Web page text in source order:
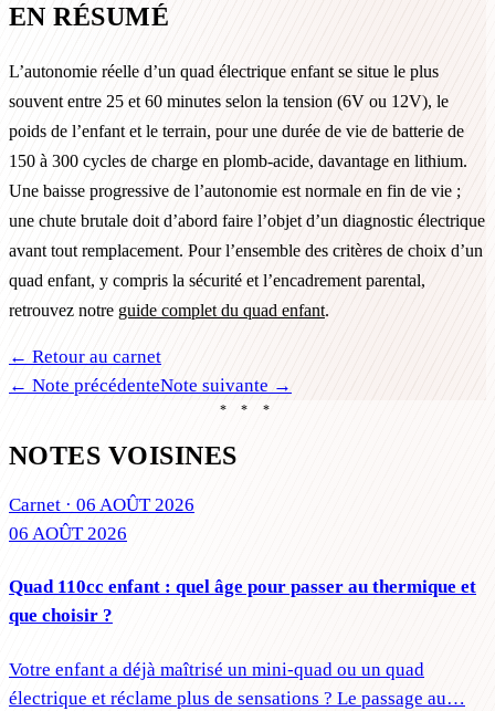
EN RÉSUMÉ
L’autonomie réelle d’un quad électrique enfant se situe le plus
souvent entre 25 et 60 minutes selon la tension (6V ou 12V), le
poids de l’enfant et le terrain, pour une durée de vie de batterie de
150 à 300 cycles de charge en plomb-acide, davantage en lithium.
Une baisse progressive de l’autonomie est normale en fin de vie ;
une chute brutale doit d’abord faire l’objet d’un diagnostic électrique
avant tout remplacement. Pour l’ensemble des critères de choix d’un
quad enfant, y compris la sécurité et l’encadrement parental,
retrouvez notre guide complet du quad enfant.
← Retour au carnet
← Note précédenteNote suivante →
* * *
NOTES VOISINES
Carnet · 06 AOÛT 2026
06 AOÛT 2026
Quad 110cc enfant : quel âge pour passer au thermique et
que choisir ?
Votre enfant a déjà maîtrisé un mini-quad ou un quad
électrique et réclame plus de sensations ? Le passage au…